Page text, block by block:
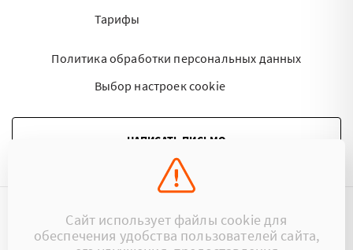
Тарифы
Политика обработки персональных данных
Выбор настроек cookie
НАПИСАТЬ ПИСЬМО
©2015 - 2026 Kartoteka.by Все права защищены.
Сайт использует файлы cookie для
обеспечения удобства пользователей сайта,